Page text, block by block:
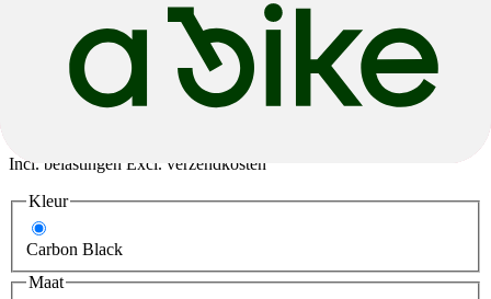
ScottPlasma RC Pro
€ 9.499,00
Incl. belastingen Excl. verzendkosten
Kleur
Carbon Black
Maat